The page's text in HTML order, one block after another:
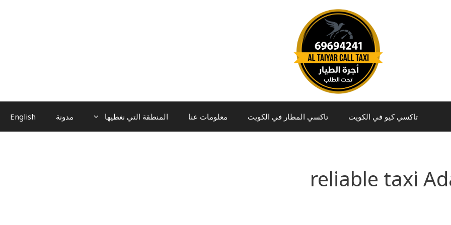
تاكسي كيو في الكويت تاكسي المطار في الكويت معلومات عنا المنطقة التي نغطيها مدونة English
reliable taxi